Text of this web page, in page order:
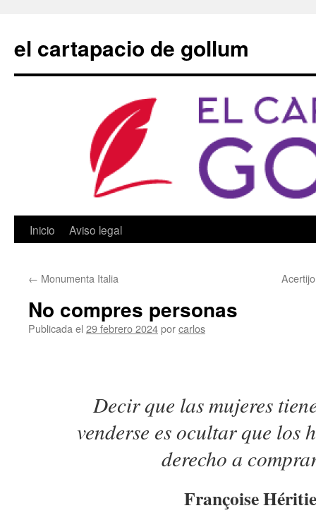
contenido
el cartapacio de gollum
Inicio Aviso legal
← Monumenta Italia
No compres personas
Publicada el 29 febrero 2024porcarlos
Decir que las mujeres
venderse es ocultar que los
derecho a
Françoise